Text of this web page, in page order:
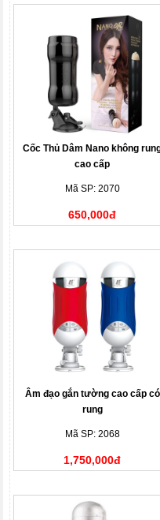
Cốc Thủ Dâm Nano không
cao cấp
Mã SP: 2070
650,000đ
Âm đạo gắn tường cao cấp có
rung
Mã SP: 2068
1,750,000đ